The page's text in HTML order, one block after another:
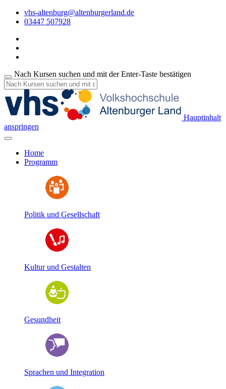
vhs-altenburg@altenburgerland.de
03447 507928
Nach Kursen suchen und mit der Enter-Taste bestätigen
Hauptinhalt
anspringen
Home
Programm
Politik und Gesellschaft
Kultur und Gestalten
Gesundheit
Sprachen und Integration